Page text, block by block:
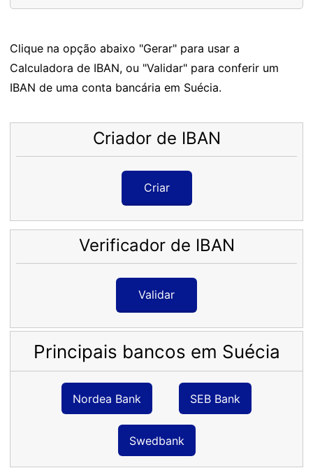
Clique na opção abaixo "Gerar" para usar a
Calculadora de IBAN, ou "Validar" para conferir um
IBAN de uma conta bancária em Suécia.
Criador de IBAN
Criar
Verificador de IBAN
Validar
Principais bancos em Suécia
Nordea Bank SEB Bank
Swedbank